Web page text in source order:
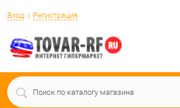
Вход Регистрация